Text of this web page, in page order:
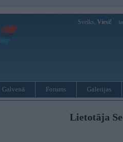
Sveiks, Viesi!
Galvenā Forums Galerijas
Lietotāja